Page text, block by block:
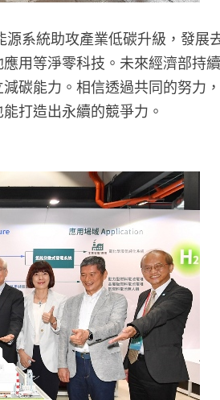
系統助攻產業低碳升級，發展
用等淨零科技。未來經濟部持
碳能力。相信透過共同的努力
打造出永續的競爭力。